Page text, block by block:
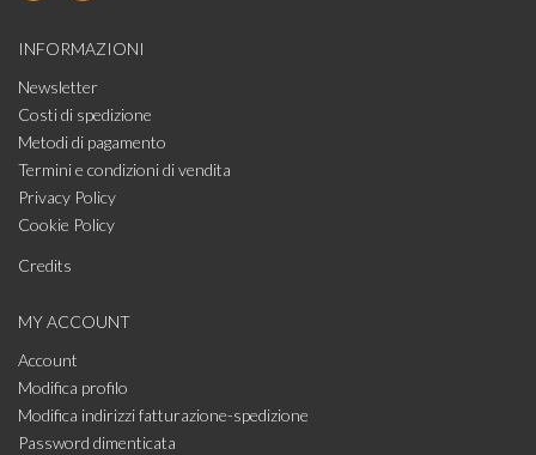
INFORMAZIONI
Newsletter
Costi di spedizione
Metodi di pagamento
Termini e condizioni di vendita
Privacy Policy
Cookie Policy
Credits
MY ACCOUNT
Account
Modifica profilo
Modifica indirizzi fatturazione-spedizione
Password dimenticata